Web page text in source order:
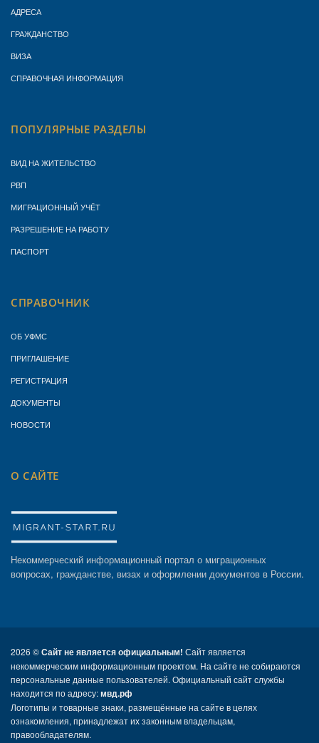
АДРЕСА
ГРАЖДАНСТВО
ВИЗА
СПРАВОЧНАЯ ИНФОРМАЦИЯ
ПОПУЛЯРНЫЕ РАЗДЕЛЫ
ВИД НА ЖИТЕЛЬСТВО
РВП
МИГРАЦИОННЫЙ УЧЁТ
РАЗРЕШЕНИЕ НА РАБОТУ
ПАСПОРТ
СПРАВОЧНИК
ОБ УФМС
ПРИГЛАШЕНИЕ
РЕГИСТРАЦИЯ
ДОКУМЕНТЫ
НОВОСТИ
О САЙТЕ
Некоммерческий информационный портал о миграционных
вопросах, гражданстве, визах и оформлении документов в России.
2026 ©Сайт не является официальным! Сайт является
некоммерческим информационным проектом. На сайте не собираются
персональные данные пользователей. Официальный сайт службы
находится по адресу:мвд.рф
Логотипы и товарные знаки, размещённые на сайте в целях
ознакомления, принадлежат их законным владельцам,
правообладателям.